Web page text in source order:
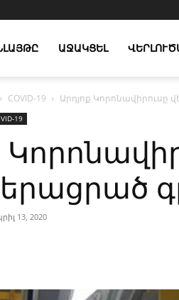
ԱՋԱԿՑԵԼ
COVID-19 Արդյոք Կորոնավիրուսը
19
13, 2020